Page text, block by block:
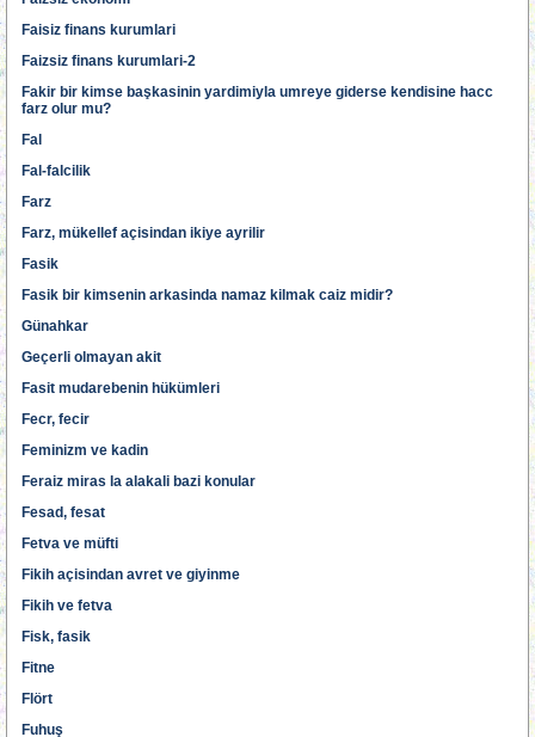
Faisiz finans kurumlari
Faizsiz finans kurumlari-2
Fakir bir kimse başkasinin yardimiyla umreye giderse kendisine hacc
farz olur mu?
Fal
Fal-falcilik
Farz
Farz, mükellef açisindan ikiye ayrilir
Fasik
Fasik bir kimsenin arkasinda namaz kilmak caiz midir?
Günahkar
Geçerli olmayan akit
Fasit mudarebenin hükümleri
Fecr, fecir
Feminizm ve kadin
Feraiz miras la alakali bazi konular
Fesad, fesat
Fetva ve müfti
Fikih açisindan avret ve giyinme
Fikih ve fetva
Fisk, fasik
Fitne
Flört
Fuhuş